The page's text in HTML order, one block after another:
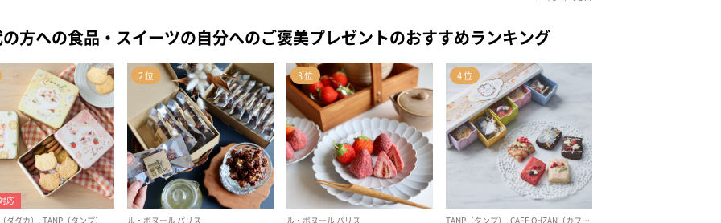
方への食品・スイーツの自分へのご褒美プレゼントのおすすめランキング